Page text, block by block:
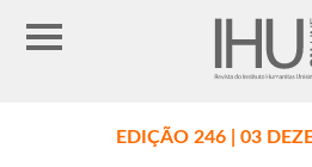
EDIÇÃO 246 | 03